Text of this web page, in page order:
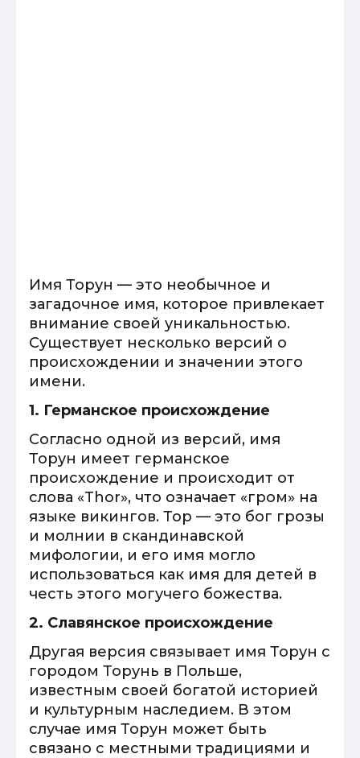
Имя Торун — это необычное и
загадочное имя, которое привлекает
внимание своей уникальностью.
Существует несколько версий о
происхождении и значении этого
имени.
1. Германское происхождение
Согласно одной из версий, имя
Торун имеет германское
происхождение и происходит от
слова «Thor», что означает «гром» на
языке викингов. Тор — это бог грозы
и молнии в скандинавской
мифологии, и его имя могло
использоваться как имя для детей в
честь этого могучего божества.
2. Славянское происхождение
Другая версия связывает имя Торун с
городом Торунь в Польше,
известным своей богатой историей
и культурным наследием. В этом
случае имя Торун может быть
связано с местными традициями и